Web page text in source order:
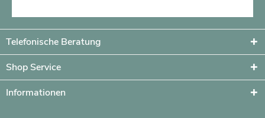
Telefonische Beratung
Shop Service
Informationen